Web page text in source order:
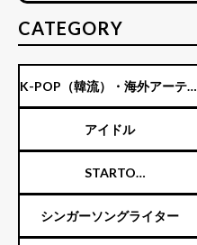
CATEGORY
K-POP（韓流）・海外アーティ
スト
アイドル
STARTO
ENTERTAINMENT（旧ジャニ
シンガーソングライター